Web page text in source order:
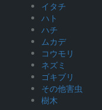
イタチ
ハト
ハチ
ムカデ
コウモリ
ネズミ
ゴキブリ
その他害虫
樹木